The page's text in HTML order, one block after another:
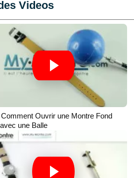
Videos
Ouvrir une Montre Fond
une Balle